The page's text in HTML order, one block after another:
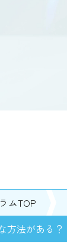
ムTOP
方法がある？